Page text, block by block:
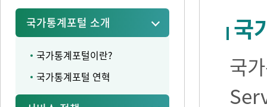
국가통계포털 소개
국가통계포털이란?
국가통계포털 연혁
국
국